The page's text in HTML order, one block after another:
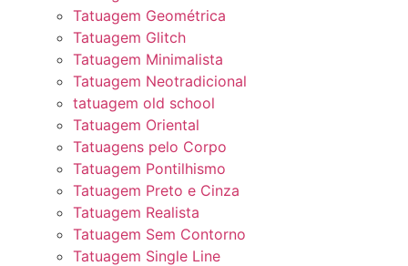
Tatuagem Geométrica
Tatuagem Glitch
Tatuagem Minimalista
Tatuagem Neotradicional
tatuagem old school
Tatuagem Oriental
Tatuagens pelo Corpo
Tatuagem Pontilhismo
Tatuagem Preto e Cinza
Tatuagem Realista
Tatuagem Sem Contorno
Tatuagem Single Line